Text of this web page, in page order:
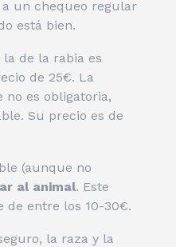
un chequeo regular
está bien.
la de la rabia es
de 25€. La
no es obligatoria,
Su precio es de
(aunque no
al animal. Este
de entre los 10-30€.
la raza y la